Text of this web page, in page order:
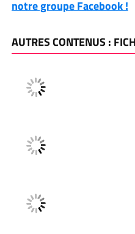
notre groupe Facebook !
AUTRES CONTENUS :